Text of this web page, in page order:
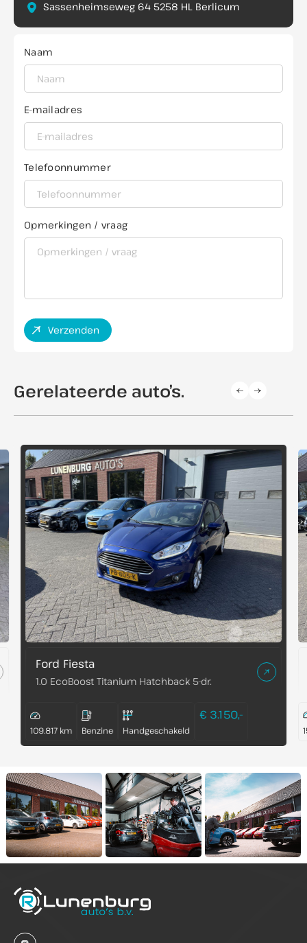
Sassenheimseweg 64 5258 HL Berlicum
Naam
E-mailadres
Telefoonnummer
Opmerkingen / vraag
Verzenden
Gerelateerde auto’s.
Ford Fiesta
1.0 EcoBoost Titanium Hatchback 5-dr.
109.817 km Benzine Handgeschakeld
€ 3.150,-